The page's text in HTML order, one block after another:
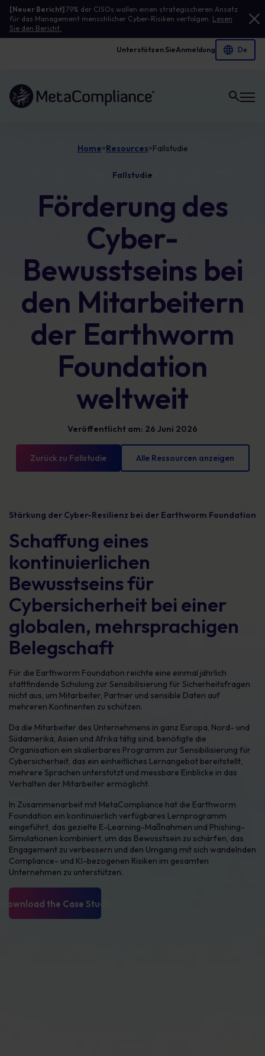
[Neuer Bericht]79% der CISOs wollen einen strategischeren Ansatz
für das Management menschlicher Cyber-Risiken verfolgen. Lesen
Sie den Bericht.
Unterstützen SieAnmeldung
Link zur Homepage
Home>Resources>Fallstudie
Fallstudie
Förderung des
Cyber-
Bewusstseins bei
den Mitarbeitern
der Earthworm
Foundation
weltweit
Veröffentlicht am: 26 Juni 2026
Zurück zu Fallstudie Alle Ressourcen anzeigen
Stärkung der Cyber-Resilienz bei der Earthworm Foundation
Schaffung eines
kontinuierlichen
Bewusstseins für
Cybersicherheit bei einer
globalen, mehrsprachigen
Belegschaft
Für die Earthworm Foundation reichte eine einmal jährlich
stattfindende Schulung zur Sensibilisierung für Sicherheitsfragen
nicht aus, um Mitarbeiter, Partner und sensible Daten auf
mehreren Kontinenten zu schützen.
Da die Mitarbeiter des Unternehmens in ganz Europa, Nord- und
Südamerika, Asien und Afrika tätig sind, benötigte die
Organisation ein skalierbares Programm zur Sensibilisierung für
Cybersicherheit, das ein einheitliches Lernangebot bereitstellt,
mehrere Sprachen unterstützt und messbare Einblicke in das
Verhalten der Mitarbeiter ermöglicht.
In Zusammenarbeit mit MetaCompliance hat die Earthworm
Foundation ein kontinuierlich verfügbares Lernprogramm
eingeführt, das gezielte E-Learning-Maßnahmen und Phishing-
Simulationen kombiniert, um das Bewusstsein zu schärfen, das
Engagement zu verbessern und den Umgang mit sich wandelnden
Compliance- und KI-bezogenen Risiken im gesamten
Unternehmen zu unterstützen.
Herunterladen